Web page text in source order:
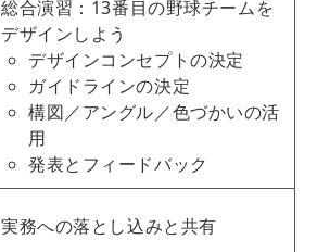
総合演習：13番目の野球チームを
デザインしよう
デザインコンセプトの決定
ガイドラインの決定
構図／アングル／色づかいの活
用
発表とフィードバック
実務への落とし込みと共有